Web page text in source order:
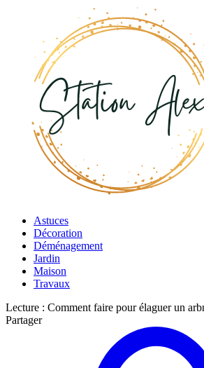
Astuces
Décoration
Déménagement
Jardin
Maison
Travaux
Lecture : Comment faire pour élaguer un
Partager